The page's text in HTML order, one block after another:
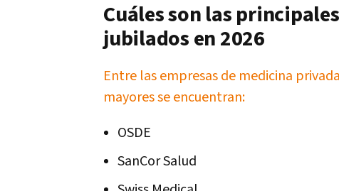
Cuáles son las
jubilados en 2026
Entre las empresas de medicina
mayores se encuentran:
OSDE
SanCor Salud